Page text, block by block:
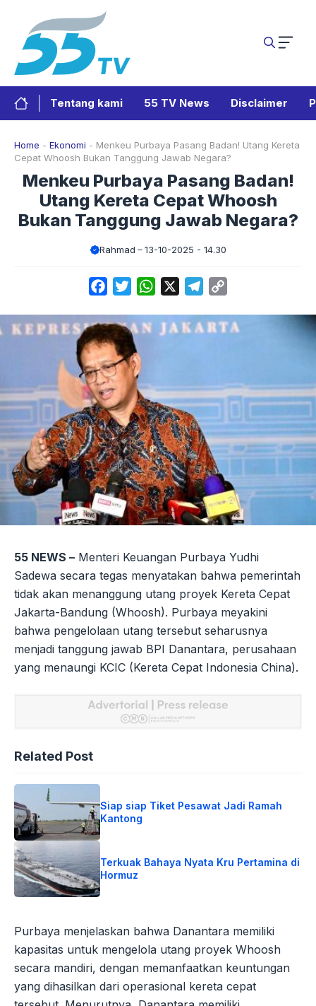
Tentang kami 55 TV News Disclaimer
Home - Ekonomi - Menkeu Purbaya Pasang Badan! Utang Kereta
Cepat Whoosh Bukan Tanggung Jawab Negara?
Menkeu Purbaya Pasang Badan!
Utang Kereta Cepat Whoosh
Bukan Tanggung Jawab Negara?
Rahmad 13-10-2025 - 14.30
FacebookTwitterWhatsApp Telegram
55 NEWS – Menteri Keuangan Purbaya Yudhi
Sadewa secara tegas menyatakan bahwa pemerintah
tidak akan menanggung utang proyek Kereta Cepat
Jakarta-Bandung (Whoosh). Purbaya meyakini
bahwa pengelolaan utang tersebut seharusnya
menjadi tanggung jawab BPI Danantara, perusahaan
yang menaungi KCIC (Kereta Cepat Indonesia China).
Related Post
Siap siap Tiket Pesawat Jadi Ramah
Kantong
Terkuak Bahaya Nyata Kru Pertamina di
Hormuz
Purbaya menjelaskan bahwa Danantara memiliki
kapasitas untuk mengelola utang proyek Whoosh
secara mandiri, dengan memanfaatkan keuntungan
yang dihasilkan dari operasional kereta cepat